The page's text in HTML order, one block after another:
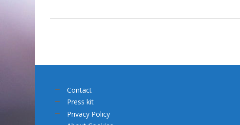
Contact
Press kit
Privacy Policy